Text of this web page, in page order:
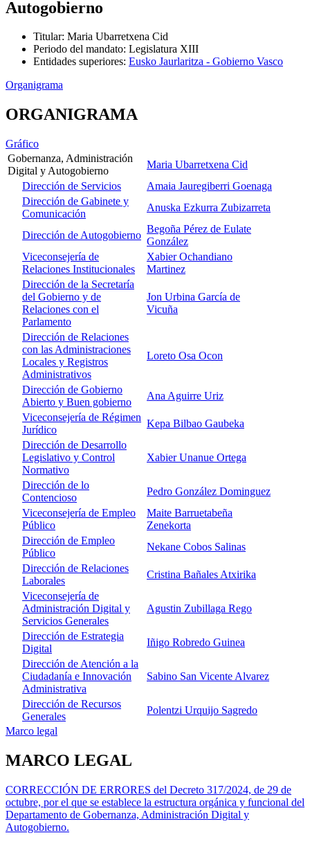
Autogobierno
Titular: Maria Ubarretxena Cid
Periodo del mandato: Legislatura XIII
Entidades superiores: Eusko Jaurlaritza - Gobierno Vasco
Organigrama
ORGANIGRAMA
Gráfico
Gobernanza, Administración
Digital y Autogobierno
Maria Ubarretxena Cid
Dirección de Servicios
Amaia Jauregiberri Goenaga
Dirección de Gabinete y
Comunicación
Anuska Ezkurra Zubizarreta
Dirección de Autogobierno
Begoña Pérez de Eulate
González
Viceconsejería de
Relaciones Institucionales
Xabier Ochandiano
Martinez
Dirección de la Secretaría
del Gobierno y de
Relaciones con el
Parlamento
Jon Urbina García de
Vicuña
Dirección de Relaciones
con las Administraciones
Locales y Registros
Administrativos
Loreto Osa Ocon
Dirección de Gobierno
Abierto y Buen gobierno
Ana Aguirre Uriz
Viceconsejería de Régimen
Jurídico
Kepa Bilbao Gaubeka
Dirección de Desarrollo
Legislativo y Control
Normativo
Xabier Unanue Ortega
Dirección de lo
Contencioso
Pedro González Dominguez
Viceconsejería de Empleo
Público
Maite Barruetabeña
Zenekorta
Dirección de Empleo
Público
Nekane Cobos Salinas
Dirección de Relaciones
Laborales
Cristina Bañales Atxirika
Viceconsejería de
Administración Digital y
Servicios Generales
Agustin Zubillaga Rego
Dirección de Estrategia
Digital
Iñigo Robredo Guinea
Dirección de Atención a la
Ciudadanía e Innovación
Administrativa
Sabino San Vicente Alvarez
Dirección de Recursos
Generales
Polentzi Urquijo Sagredo
Marco legal
MARCO LEGAL
CORRECCIÓN DE ERRORES del Decreto 317/2024, de 29 de
octubre, por el que se establece la estructura orgánica y funcional del
Departamento de Gobernanza, Administración Digital y
Autogobierno.